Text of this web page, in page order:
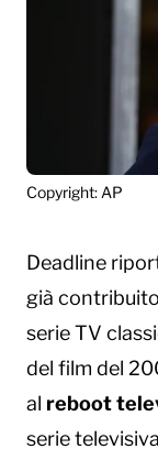
Copyright: AP
Deadline
già
serie TV
del film del
al reboot
serie